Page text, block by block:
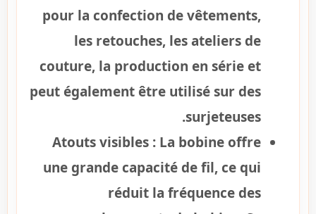
pour la confection de vêtements,
les retouches, les ateliers de
couture, la production en série et
peut également être utilisé sur des
surjeteuses.
Atouts visibles : La bobine offre
une grande capacité de fil, ce qui
réduit la fréquence des